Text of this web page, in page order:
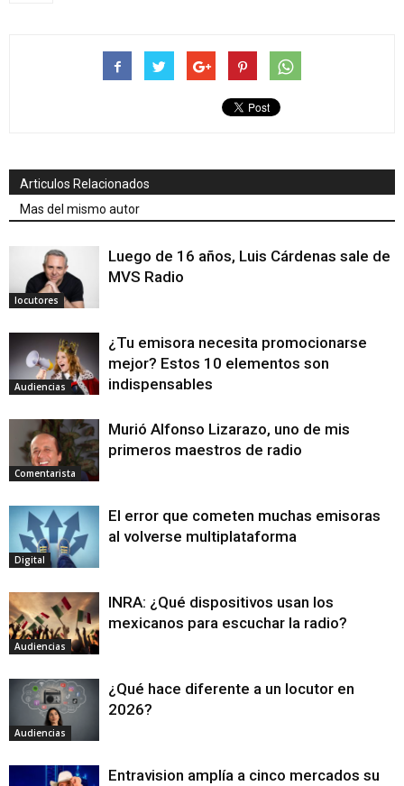
Articulos Relacionados
Mas del mismo autor
locutores
Luego de 16 años, Luis Cárdenas sale de
MVS Radio
Audiencias
¿Tu emisora necesita promocionarse
mejor? Estos 10 elementos son
indispensables
Comentarista
Murió Alfonso Lizarazo, uno de mis
primeros maestros de radio
Digital
El error que cometen muchas emisoras
al volverse multiplataforma
Audiencias
INRA: ¿Qué dispositivos usan los
mexicanos para escuchar la radio?
Audiencias
¿Qué hace diferente a un locutor en
2026?
Entravision amplía a cinco mercados su